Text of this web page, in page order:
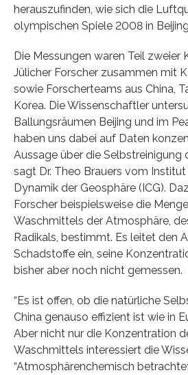
herauszufinden, wie sich die
olympischen Spiele 2008 in
Die Messungen waren Teil zweier
Jülicher Forscher zusammen mit
sowie Forscherteams aus China,
Korea. Die Wissenschaftler
Ballungsräumen Beijing und im
haben uns dabei auf Daten
Aussage über die Selbstreinigung
sagt Dr. Theo Brauers vom
Dynamik der Geosphäre (ICG).
Forscher beispielsweise die
Waschmittels der Atmosphäre,
Radikals, bestimmt. Es leitet den
Schadstoffe ein, seine
bisher aber noch nicht gemessen.
“Es ist offen, ob die natürliche
China genauso effizient ist wie in
Aber nicht nur die Konzentration
Waschmittels interessiert die
“Atmosphärenchemisch